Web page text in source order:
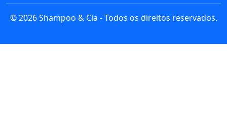
© 2026 Shampoo & Cia - Todos os direitos reservados.